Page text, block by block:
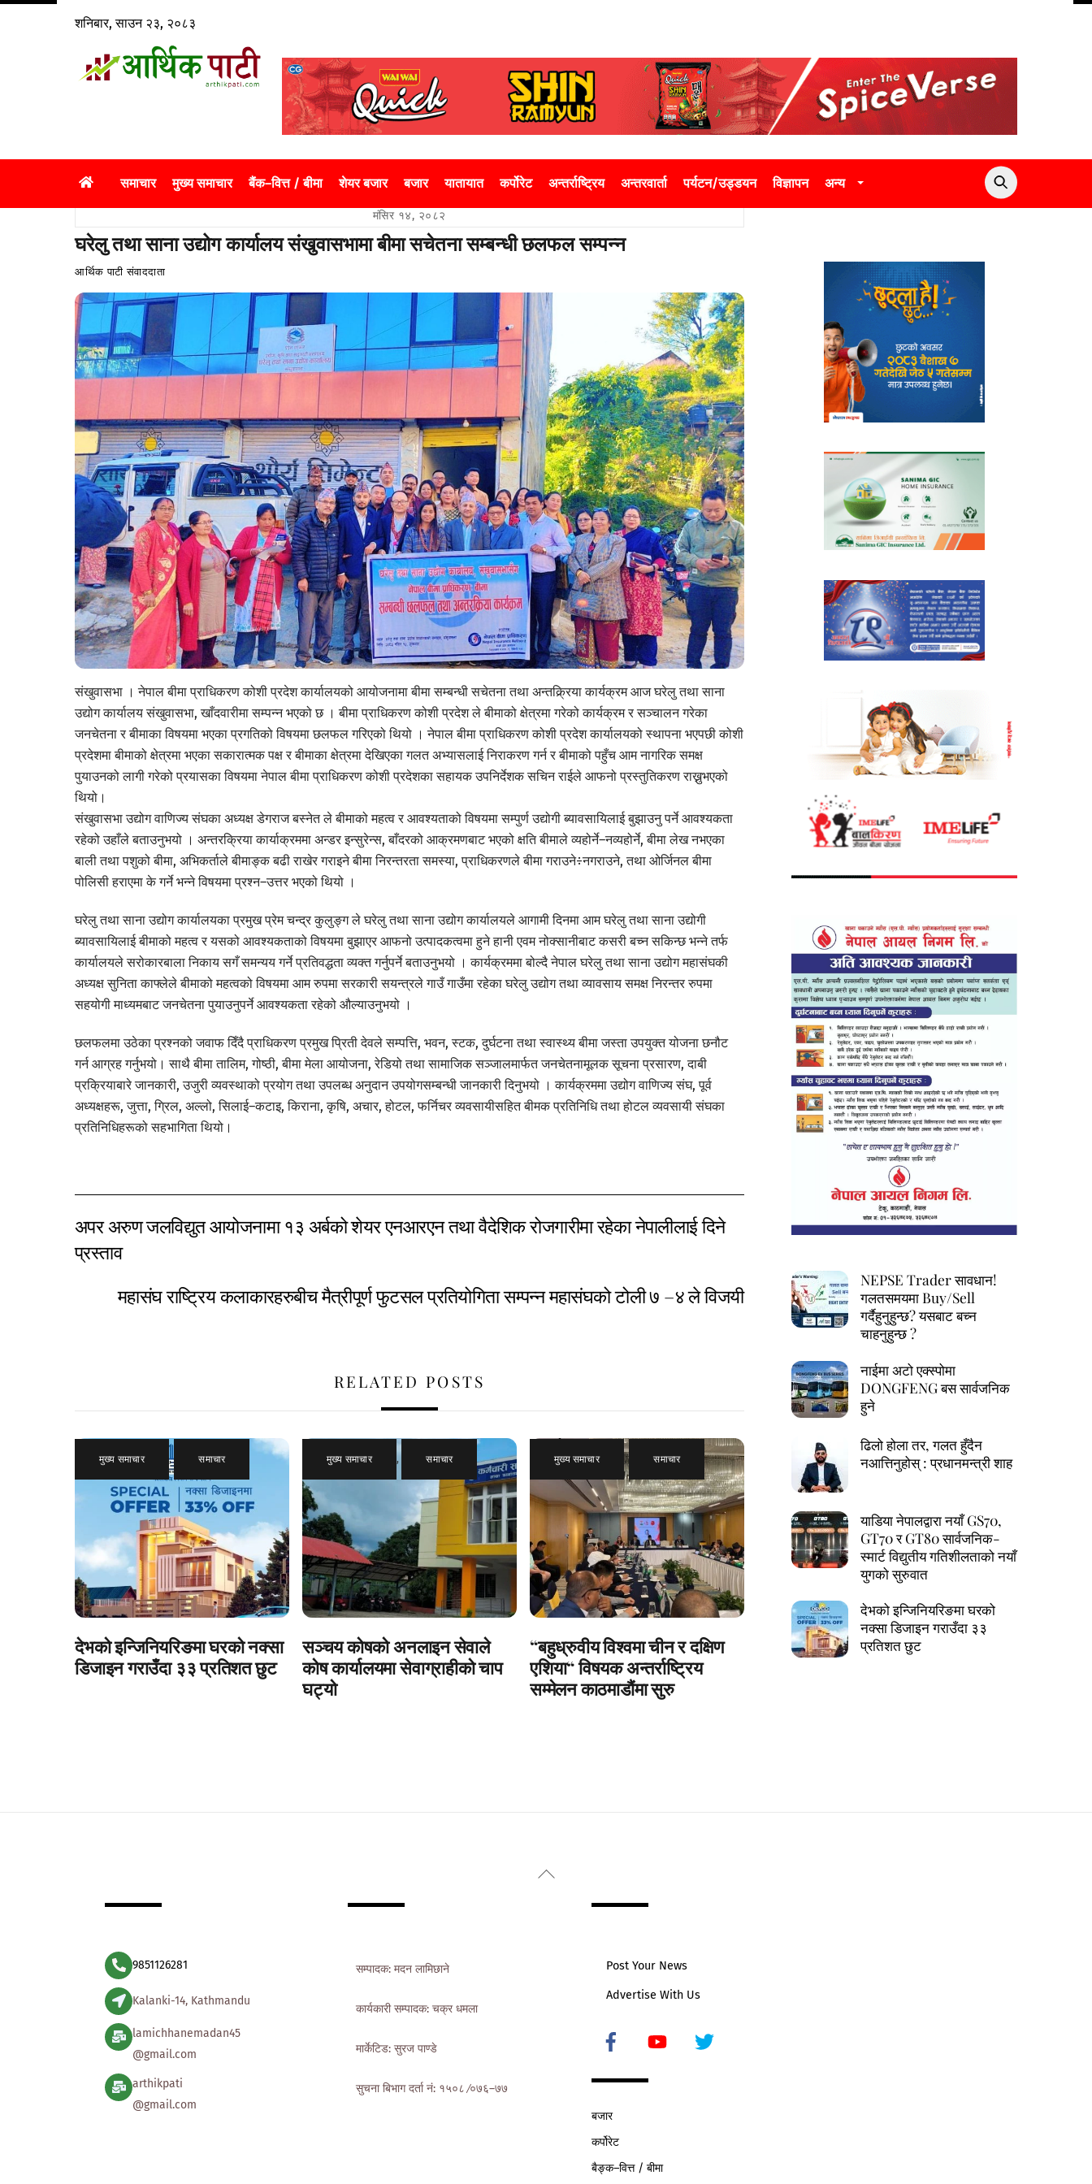
Skip
शनिबार, साउन २३, २०८३
समाचार मुख्य समाचार बैंक–वित्त / बीमा शेयर बजार बजार यातायात कर्पोरेट अन्तर्राष्ट्रिय अन्तरवार्ता पर्यटन/उड्डयन विज्ञापन अन्य
मंसिर १४, २०८२
घरेलु तथा साना उद्योग कार्यालय संखुवासभामा बीमा सचेतना सम्बन्धी छलफल सम्पन्न
आर्थिक पाटी संवाददाता
संखुवासभा । नेपाल बीमा प्राधिकरण कोशी प्रदेश कार्यालयको आयोजनामा बीमा सम्बन्धी सचेतना तथा अन्तक्र्रिया कार्यक्रम आज घरेलु तथा साना
उद्योग कार्यालय संखुवासभा, खाँदवारीमा सम्पन्न भएको छ । बीमा प्राधिकरण कोशी प्रदेश ले बीमाको क्षेत्रमा गरेको कार्यक्रम र सञ्चालन गरेका
जनचेतना र बीमाका विषयमा भएका प्रगतिको विषयमा छलफल गरिएको थियो । नेपाल बीमा प्राधिकरण कोशी प्रदेश कार्यालयको स्थापना भएपछी कोशी
प्रदेशमा बीमाको क्षेत्रमा भएका सकारात्मक पक्ष र बीमाका क्षेत्रमा देखिएका गलत अभ्यासलाई निराकरण गर्न र बीमाको पहुँच आम नागरिक समक्ष
पुयाउनको लागी गरेको प्रयासका विषयमा नेपाल बीमा प्राधिकरण कोशी प्रदेशका सहायक उपनिर्देशक सचिन राईले आफनो प्रस्तुतिकरण राख्नुभएको
थियो।
संखुवासभा उद्योग वाणिज्य संघका अध्यक्ष डेगराज बस्नेत ले बीमाको महत्व र आवश्यताको विषयमा सम्पुर्ण उद्योगी ब्यावसायिलाई बुझाउनु पर्ने आवश्यकता
रहेको उहाँले बताउनुभयो । अन्तरक्रिया कार्याक्रममा अन्डर इन्सुरेन्स, बाँदरको आक्रमणबाट भएको क्षति बीमाले व्यहोर्ने–नव्यहोर्ने, बीमा लेख नभएका
बाली तथा पशुको बीमा, अभिकर्ताले बीमाङ्क बढी राखेर गराइने बीमा निरन्तरता समस्या, प्राधिकरणले बीमा गराउने÷नगराउने, तथा ओर्जिनल बीमा
पोलिसी हराएमा के गर्ने भन्ने विषयमा प्रश्न–उत्तर भएको थियो ।
घरेलु तथा साना उद्योग कार्यालयका प्रमुख प्रेम चन्द्र कुलुङ्ग ले घरेलु तथा साना उद्योग कार्यालयले आगामी दिनमा आम घरेलु तथा साना उद्योगी
ब्यावसायिलाई बीमाको महत्व र यसको आवश्यकताको विषयमा बुझाएर आफनो उत्पादकत्वमा हुने हानी एवम नोक्सानीबाट कसरी बच्न सकिन्छ भन्ने तर्फ
कार्यालयले सरोकारबाला निकाय सगँ समन्यय गर्ने प्रतिवद्धता व्यक्त गर्नुपर्ने बताउनुभयो । कार्यक्रममा बोल्दै नेपाल घरेलु तथा साना उद्योग महासंघकी
अध्यक्ष सुनिता काफ्लेले बीमाको महत्वको विषयमा आम रुपमा सरकारी सयन्त्रले गाउँ गाउँमा रहेका घरेलु उद्योग तथा व्यावसाय समक्ष निरन्तर रुपमा
सहयोगी माध्यमबाट जनचेतना पुयाउनुपर्ने आवश्यकता रहेको औल्याउनुभयो ।
छलफलमा उठेका प्रश्नको जवाफ दिँदै प्राधिकरण प्रमुख प्रिती देवले सम्पत्ति, भवन, स्टक, दुर्घटना तथा स्वास्थ्य बीमा जस्ता उपयुक्त योजना छनौट
गर्न आग्रह गर्नुभयो। साथै बीमा तालिम, गोष्ठी, बीमा मेला आयोजना, रेडियो तथा सामाजिक सञ्जालमार्फत जनचेतनामूलक सूचना प्रसारण, दाबी
प्रक्रियाबारे जानकारी, उजुरी व्यवस्थाको प्रयोग तथा उपलब्ध अनुदान उपयोगसम्बन्धी जानकारी दिनुभयो । कार्यक्रममा उद्योग वाणिज्य संघ, पूर्व
अध्यक्षहरू, जुत्ता, ग्रिल, अल्लो, सिलाई–कटाइ, किराना, कृषि, अचार, होटल, फर्निचर व्यवसायीसहित बीमक प्रतिनिधि तथा होटल व्यवसायी संघका
प्रतिनिधिहरूको सहभागिता थियो।
अपर अरुण जलविद्युत आयोजनामा १३ अर्बको शेयर एनआरएन तथा वैदेशिक रोजगारीमा रहेका नेपालीलाई दिने
प्रस्ताव
महासंघ राष्ट्रिय कलाकारहरुबीच मैत्रीपूर्ण फुटसल प्रतियोगिता सम्पन्न महासंघको टोली ७ –४ ले विजयी
RELATED POSTS
मुख्य समाचार , समाचार
देभको इन्जिनियरिङमा घरको नक्सा
डिजाइन गराउँदा ३३ प्रतिशत छुट
मुख्य समाचार , समाचार
सञ्चय कोषको अनलाइन सेवाले
कोष कार्यालयमा सेवाग्राहीको चाप
घट्यो
मुख्य समाचार , समाचार
“बहुध्रुवीय विश्वमा चीन र दक्षिण
एशिया“ विषयक अन्तर्राष्ट्रिय
सम्मेलन काठमाडौंमा सुरु
NEPSE Trader सावधान!
गलतसमयमा Buy/Sell
गर्दैहुनुहुन्छ? यसबाट बच्न
चाहनुहुन्छ ?
नाईमा अटो एक्स्पोमा
DONGFENG बस सार्वजनिक
हुने
ढिलो होला तर, गलत हुँदैन
नआत्तिनुहोस् : प्रधानमन्त्री शाह
याडिया नेपालद्वारा नयाँ GS70,
GT70 र GT80 सार्वजनिक-
स्मार्ट विद्युतीय गतिशीलताको नयाँ
युगको सुरुवात
देभको इन्जिनियरिङमा घरको
नक्सा डिजाइन गराउँदा ३३
प्रतिशत छुट
Back
9851126281
Kalanki-14, Kathmandu
lamichhanemadan45
@gmail.com
arthikpati
@gmail.com
सम्पादक: मदन लामिछाने
कार्यकारी सम्पादक: चक्र धमला
मार्केटिड: सुरज पाण्डे
सुचना बिभाग दर्ता नं: १५०८ ∕०७६–७७
Post Your News
Advertise With Us
Icon
बजार
कर्पोरेट
बैङ्क–वित्त / बीमा